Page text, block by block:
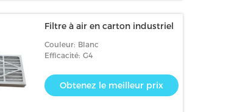
Filtre à air en carton industriel
Couleur: Blanc
Efficacité: G4
Obtenez le meilleur prix